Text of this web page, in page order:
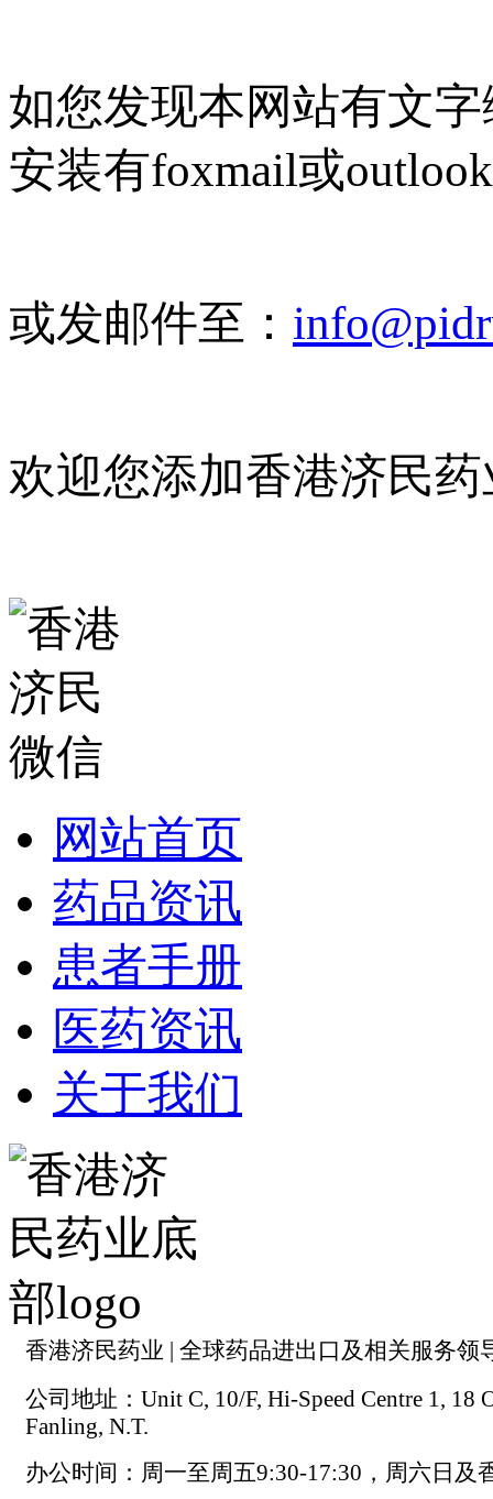
如您发现本网站有文
安装有foxmail或
或发邮件至：
欢迎您添加香港济民
网站首页
药品资讯
患者手册
医药资讯
关于我们
香港济民药业 | 全球药品进出口及相关服务领
公司地址：Unit C, 10/F, Hi-Speed Centre 1, 18
Fanling, N.T.
办公时间：周一至周五9:30-17:30，周六日及